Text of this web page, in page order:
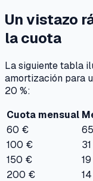
Un vistazo
la cuota
La siguiente tabla
amortización para
20 %:
Cuota mensual
60 €
100 €
150 €
200 €